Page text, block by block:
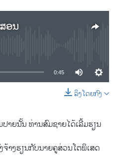
ອນ
currently available
0:45
ລິງໂດຍກົງ
າຍນັ້ນ ທ່ານສົມຊາຍໄດ້ເລີ້ມຮຽນ
າງຮຽນກັບນາຍຄູສ່ວນໂຕພິເສດ